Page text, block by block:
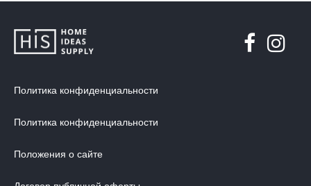
Политика конфиденциальности
Политика конфиденциальности
Положения о сайте